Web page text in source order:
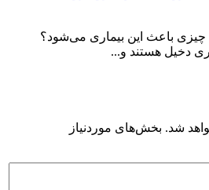
باعث این بیماری می‌شود؟
دخیل هستند و...
شد. بخش‌های موردنیاز